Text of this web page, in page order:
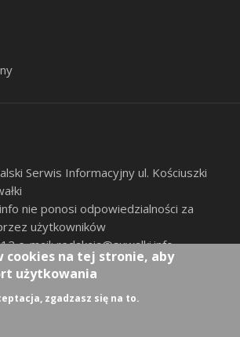
Serwis Informacyjny ul. Kościuszki
nie ponosi odpowiedzialności za
użytkowników
e-mail:redakcja@suwalki.info,
cookies na tej stronie, aby
użytkowania
zgadzasz się na to.